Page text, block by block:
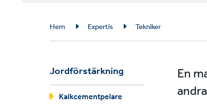
Breadcrumb
Hem Expertis Tekniker
Jordförstärkning
Kalkcementpelare
En